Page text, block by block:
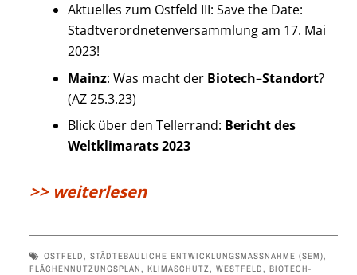
Aktuelles zum Ostfeld III: Save the Date:
Stadtverordnetenversammlung am 17. Mai
2023!
Mainz: Was macht der Biotech–Standort?
(AZ 25.3.23)
Blick über den Tellerrand: Berichtdes
Weltklimarats2023
>> weiterlesen
OSTFELD STÄDTEBAULICHE ENTWICKLUNGSMASSNAHME (SEM)
FLÄCHENNUTZUNGSPLAN
KLIMASCHUTZ WESTFELD
BIOTECH-